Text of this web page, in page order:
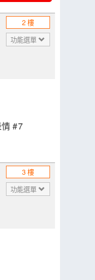
2 樓
功能選單
3 樓
功能選單